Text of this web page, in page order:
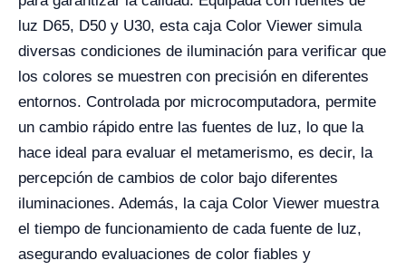
luz D65, D50 y U30, esta caja Color Viewer simula
diversas condiciones de iluminación para verificar que
los colores se muestren con precisión en diferentes
entornos. Controlada por microcomputadora, permite
un cambio rápido entre las fuentes de luz, lo que la
hace ideal para evaluar el metamerismo, es decir, la
percepción de cambios de color bajo diferentes
iluminaciones. Además, la caja Color Viewer muestra
el tiempo de funcionamiento de cada fuente de luz,
asegurando evaluaciones de color fiables y